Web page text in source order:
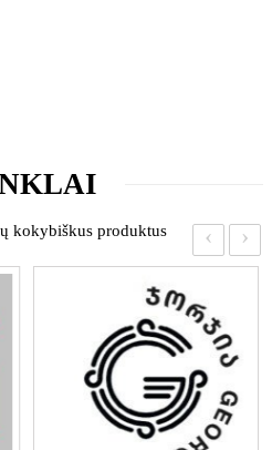
kokybiškus produktus ‹ ›